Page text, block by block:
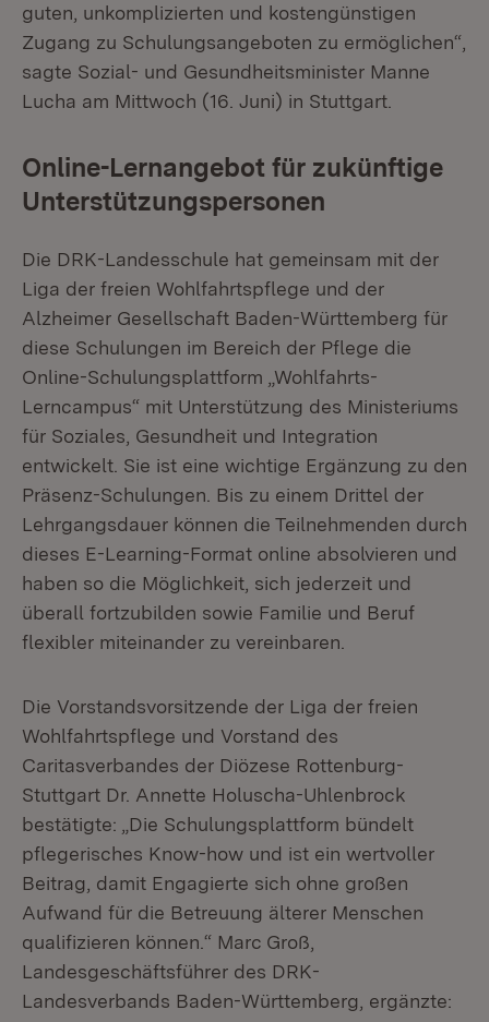
guten, unkomplizierten und kostengünstigen
Zugang zu Schulungsangeboten zu ermöglichen“,
sagte Sozial- und Gesundheitsminister Manne
Lucha am Mittwoch (16. Juni) in Stuttgart.
Online-Lernangebot für zukünftige
Unterstützungspersonen
Die DRK-Landesschule hat gemeinsam mit der
Liga der freien Wohlfahrtspflege und der
Alzheimer Gesellschaft Baden-Württemberg für
diese Schulungen im Bereich der Pflege die
Online-Schulungsplattform „Wohlfahrts-
Lerncampus“ mit Unterstützung des Ministeriums
für Soziales, Gesundheit und Integration
entwickelt. Sie ist eine wichtige Ergänzung zu den
Präsenz-Schulungen. Bis zu einem Drittel der
Lehrgangsdauer können die Teilnehmenden durch
dieses E-Learning-Format online absolvieren und
haben so die Möglichkeit, sich jederzeit und
überall fortzubilden sowie Familie und Beruf
flexibler miteinander zu vereinbaren.
Die Vorstandsvorsitzende der Liga der freien
Wohlfahrtspflege und Vorstand des
Caritasverbandes der Diözese Rottenburg-
Stuttgart Dr. Annette Holuscha-Uhlenbrock
bestätigte: „Die Schulungsplattform bündelt
pflegerisches Know-how und ist ein wertvoller
Beitrag, damit Engagierte sich ohne großen
Aufwand für die Betreuung älterer Menschen
qualifizieren können.“ Marc Groß,
Landesgeschäftsführer des DRK-
Landesverbands Baden-Württemberg, ergänzte: